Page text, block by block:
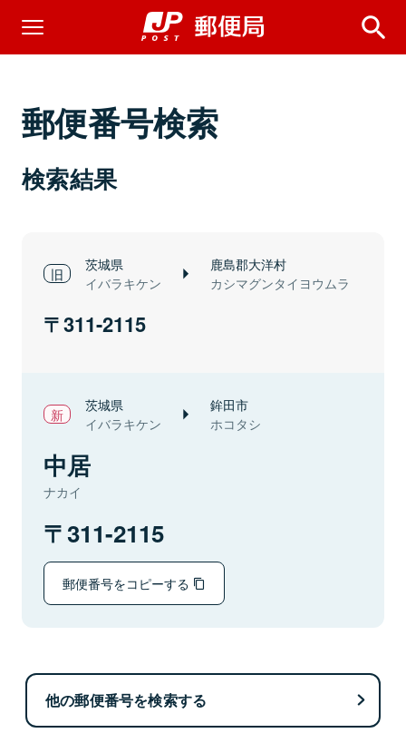
郵便番号検索
検索結果
茨城県
イバラキケン
鹿島郡大洋村
カシマグンタイヨウムラ
311-2115
茨城県
イバラキケン
鉾田市
ホコタシ
中居
ナカイ
311-2115
郵便番号をコピーする
他の郵便番号を検索する